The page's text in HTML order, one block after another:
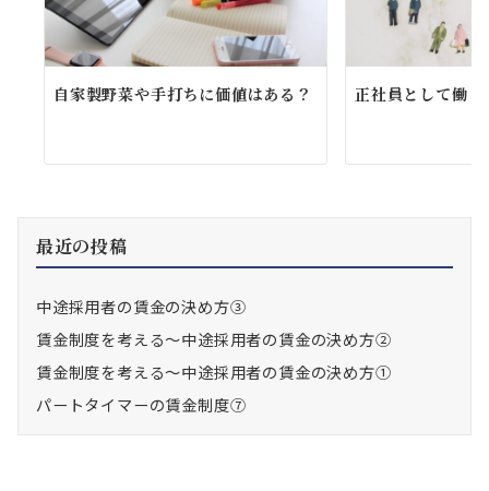
自家製野菜や手打ちに価値はある？ 正社員として働
最近の投稿
中途採用者の賃金の決め方③
賃金制度を考える～中途採用者の賃金の決め方②
賃金制度を考える～中途採用者の賃金の決め方①
パートタイマーの賃金制度⑦